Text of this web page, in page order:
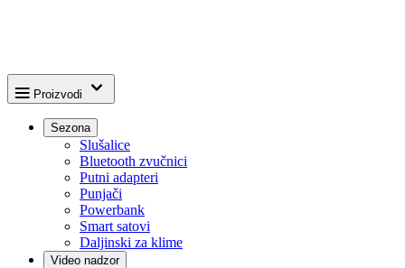
Proizvodi
Sezona
Slušalice
Bluetooth zvučnici
Putni adapteri
Punjači
Powerbank
Smart satovi
Daljinski za klime
Video nadzor